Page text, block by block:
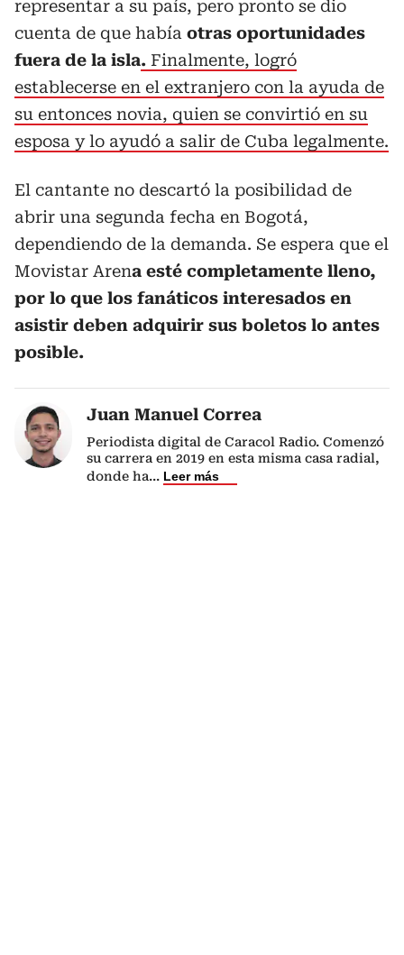
representar a su país, pero pronto se dio
cuenta de que había otras oportunidades
fuera de la isla. Finalmente, logró
establecerse en el extranjero con la ayuda de
su entonces novia, quien se convirtió en su
esposa y lo ayudó a salir de Cuba legalmente.
El cantante no descartó la posibilidad de
abrir una segunda fecha en Bogotá,
dependiendo de la demanda. Se espera que el
Movistar Arena esté completamente lleno,
por lo que los fanáticos interesados en
asistir deben adquirir sus boletos lo antes
posible.
Juan Manuel Correa
Periodista digital de Caracol Radio. Comenzó
su carrera en 2019 en esta misma casa radial,
donde ha... Leer más